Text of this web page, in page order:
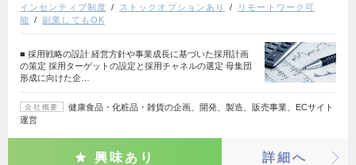
インセンティブ制度
ストックオプションあり
リモートワーク可
能
副業してもOK
■ 採用戦略の設計 経営方針や事業成長に基づいた採用計画
の策定 採用ターゲットの設定と採用チャネルの選定 母集団
形成に向けた企…
会社概要
健康食品・化粧品・雑貨の企画、開発、製造、販売事業、ECサイト
運営
興味あり 詳細へ